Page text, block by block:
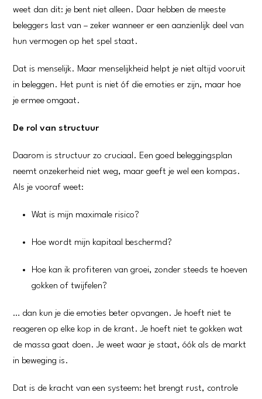
weet dan dit: je bent niet alleen. Daar hebben de meeste
beleggers last van – zeker wanneer er een aanzienlijk deel van
hun vermogen op het spel staat.
Dat is menselijk. Maar menselijkheid helpt je niet altijd vooruit
in beleggen. Het punt is niet óf die emoties er zijn, maar hoe
je ermee omgaat.
De rol van structuur
Daarom is structuur zo cruciaal. Een goed beleggingsplan
neemt onzekerheid niet weg, maar geeft je wel een kompas.
Als je vooraf weet:
Wat is mijn maximale risico?
Hoe wordt mijn kapitaal beschermd?
Hoe kan ik profiteren van groei, zonder steeds te hoeven
gokken of twijfelen?
… dan kun je die emoties beter opvangen. Je hoeft niet te
reageren op elke kop in de krant. Je hoeft niet te gokken wat
de massa gaat doen. Je weet waar je staat, óók als de markt
in beweging is.
Dat is de kracht van een systeem: het brengt rust, controle